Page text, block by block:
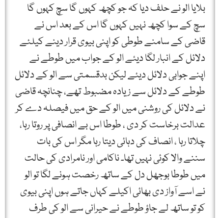
بلایا الو نے حلف دیا کہ جو کچھ کہوں گا سچ کہوں گا
سچ کے سوا کچھ نہیں کہوں گا اس کے بعد اس نے
قاضی کے سامنے طوطی کو اپنی بیوی قرار دینے کیلئے
دلائل کے انبار لگا دیئے الو کے جواب میں طوطے نے
اپنے جوابی دلائل دیئے لیکن بدقسمتی سے الو کے دلائل
طوطے کے دلائل سے زیادہ مضبوط تھے، چنانچہ قاضی
نے دلائل کی روشنی میں الو کے حق میں فیصلہ دے کر
عدالت برخاست کر دی ، طوطا اس بے انصافی پر روتا رہا،
چلاتا رہا ، انصاف کی دہائی دیتا رہا مگر اس کی بات
سننے والا کوئی نہیں تھا۔ ناکامی اور نامرادی کی حالت
میں طوطا بوجھل دل کے ساتھ رخصت ہونے لگا تو الو
نے اسے آواز دی بھائی اکیلے کہاں جاتے ہوں اپنی بیوی
کو تو ساتھ لے جاؤ طوطے نے حیرانی سے الو کی طرف